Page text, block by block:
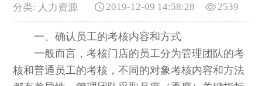
分类: 人力资源 2539
2019-12-09 14:58:28
一、确认员工的考核内容和方式
一般而言，考核门店的员工分为管理团队的考
核和普通员工的考核，不同的对象考核内容和方法